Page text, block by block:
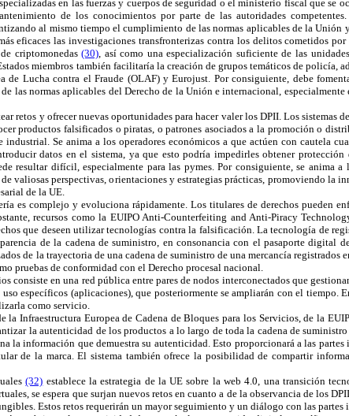
en las fuerzas y cuerpos de seguridad o el ministerio fiscal que
de los conocimientos por parte de las autoridades
al mismo tiempo el cumplimiento de las normas aplicables de la
eficaces las investigaciones transfronterizas contra los delitos cometidos
criptomonedas(30), así como una especialización suficiente de las
miembros también facilitaría la creación de grupos temáticos de policía,
Lucha contra el Fraude (OLAF) y Eurojust. Por consiguiente, debe
las normas aplicables del Derecho de la Unión e internacional,
retos y ofrecer nuevas oportunidades para hacer valer los DPII. Los
productos falsificados o piratas, o patrones asociados a la promoción o
Se anima a los operadores económicos a que actúen con cautela
datos en el sistema, ya que esto podría impedirles obtener
resultar difícil, especialmente para las pymes. Por consiguiente, se anima
valiosas perspectivas, orientaciones y estrategias prácticas, promoviendo
de la UE.
es complejo y evoluciona rápidamente. Los titulares de derechos pueden
recursos como la EUIPO Anti-Counterfeiting and Anti-Piracy
que deseen utilizar tecnologías contra la falsificación. La tecnología de
de la cadena de suministro, en consonancia con el pasaporte digital
de la trayectoria de una cadena de suministro de una mercancía registrados
pruebas de conformidad con el Derecho procesal nacional.
consiste en una red pública entre pares de nodos interconectados que
específicos (aplicaciones), que posteriormente se ampliarán con el
como servicio.
Infraestructura Europea de Cadena de Bloques para los Servicios, de la
la autenticidad de los productos a lo largo de toda la cadena de
la información que demuestra su autenticidad. Esto proporcionará a las
de la marca. El sistema también ofrece la posibilidad de compartir
(32) establece la estrategia de la UE sobre la web 4.0, una transición
se espera que surjan nuevos retos en cuanto a de la observancia de los
Estos retos requerirán un mayor seguimiento y un diálogo con las partes